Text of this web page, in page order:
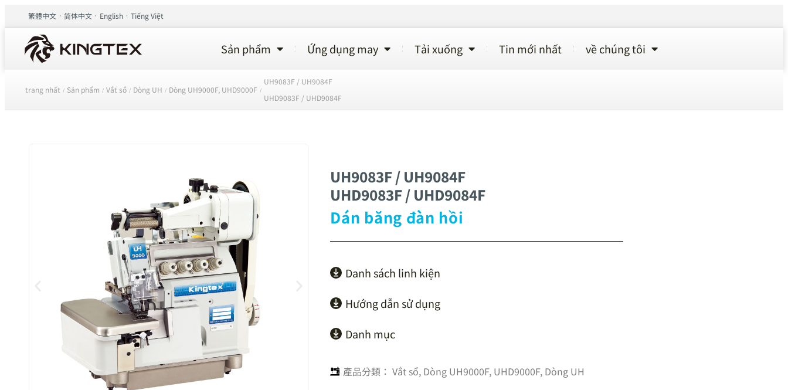
繁體中文 简体中文 English Tiếng Việt
Sản phẩm Ứng dụng may Tải xuống Tin mới nhất về chúng tôi
trang nhất / Sản phẩm / Vắt sổ / Dòng UH / Dòng UH9000F, UHD9000F /
UH9083F / UH9084F
UHD9083F / UHD9084F
UH9083F / UH9084F
UHD9083F / UHD9084F
Dán băng đàn hồi
Danh sách linh kiện
Hướng dẫn sử dụng
Danh mục
產品分類： Vắt sổ, Dòng UH9000F, UHD9000F, Dòng UH